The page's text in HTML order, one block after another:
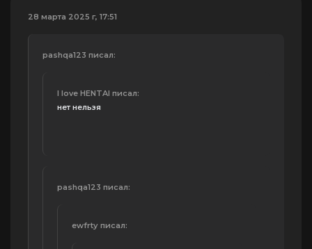
28 марта 2025 г, 17:51
pashqa123 писал:
I love HENTAI писал:
нет нельзя
pashqa123 писал:
ewfrtу писал: